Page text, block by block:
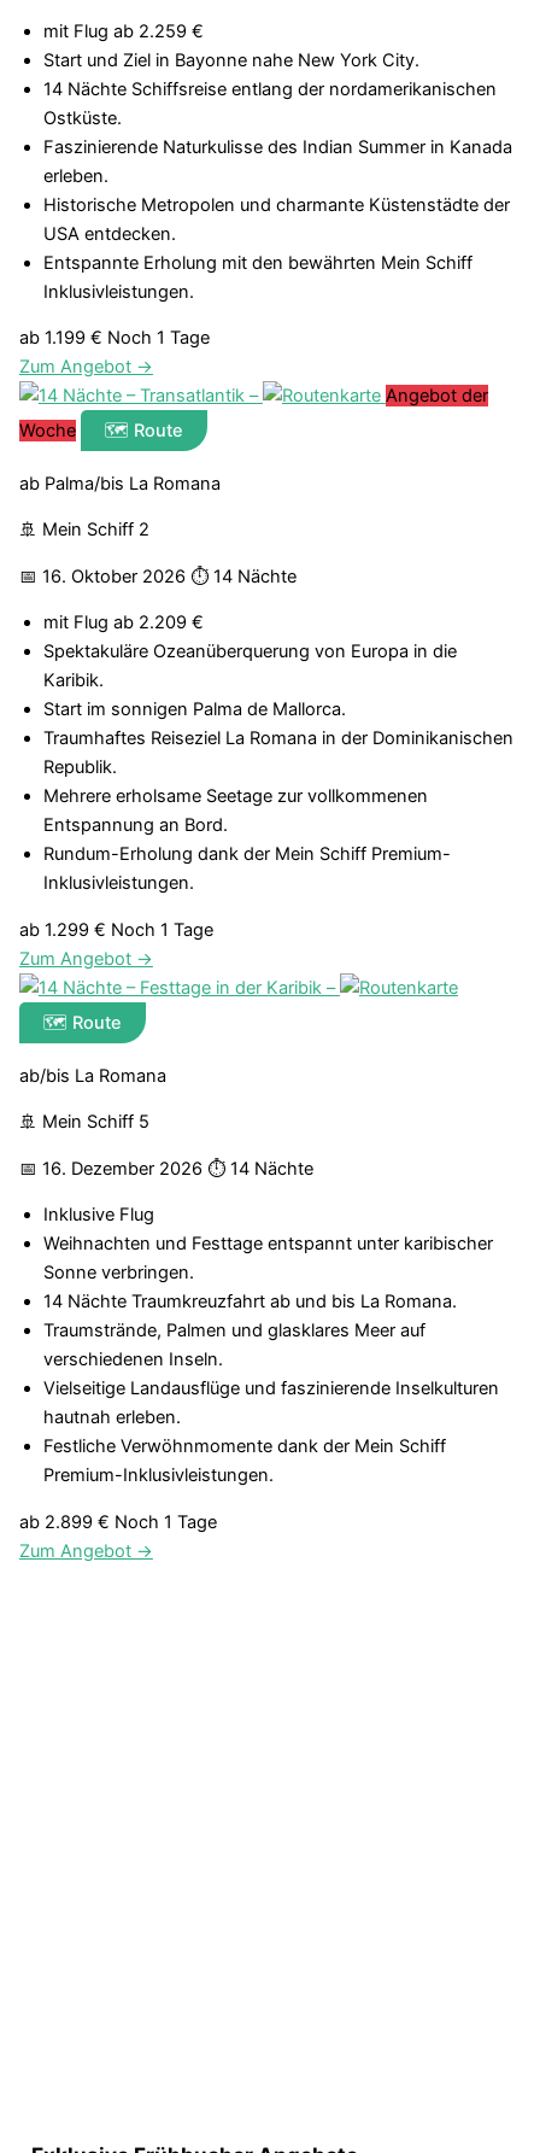
mit Flug ab 2.259 €
Start und Ziel in Bayonne nahe New York City.
14 Nächte Schiffsreise entlang der nordamerikanischen
Ostküste.
Faszinierende Naturkulisse des Indian Summer in Kanada
erleben.
Historische Metropolen und charmante Küstenstädte der
USA entdecken.
Entspannte Erholung mit den bewährten Mein Schiff
Inklusivleistungen.
ab 1.199 € Noch 1 Tage
Zum Angebot →
Angebot der
Woche
🗺️ Route
ab Palma/bis La Romana
🚢 Mein Schiff 2
📅 16. Oktober 2026 ⏱ 14 Nächte
mit Flug ab 2.209 €
Spektakuläre Ozeanüberquerung von Europa in die
Karibik.
Start im sonnigen Palma de Mallorca.
Traumhaftes Reiseziel La Romana in der Dominikanischen
Republik.
Mehrere erholsame Seetage zur vollkommenen
Entspannung an Bord.
Rundum-Erholung dank der Mein Schiff Premium-
Inklusivleistungen.
ab 1.299 € Noch 1 Tage
Zum Angebot →
🗺️ Route
ab/bis La Romana
🚢 Mein Schiff 5
📅 16. Dezember 2026 ⏱ 14 Nächte
Inklusive Flug
Weihnachten und Festtage entspannt unter karibischer
Sonne verbringen.
14 Nächte Traumkreuzfahrt ab und bis La Romana.
Traumstrände, Palmen und glasklares Meer auf
verschiedenen Inseln.
Vielseitige Landausflüge und faszinierende Inselkulturen
hautnah erleben.
Festliche Verwöhnmomente dank der Mein Schiff
Premium-Inklusivleistungen.
ab 2.899 € Noch 1 Tage
Zum Angebot →